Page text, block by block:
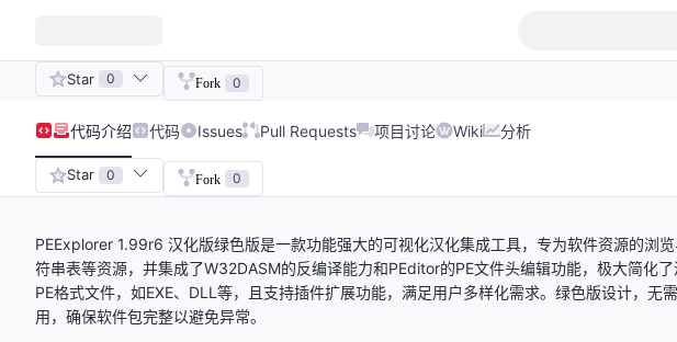
Star 0 Fork 0
代码介绍 代码 Issues Pull Requests 项目讨论 Wiki 分析
Star 0 Fork 0
PEExplorer 1.99r6 汉化版绿色版是一款功能强大的可视化汉化集成工具，专为软件资源的浏
符串表等资源，并集成了W32DASM的反编译能力和PEditor的PE文件头编辑功能，极大简化
PE格式文件，如EXE、DLL等，且支持插件扩展功能，满足用户多样化需求。绿色版设计，无
用，确保软件包完整以避免异常。